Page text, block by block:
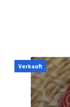
Verkauft